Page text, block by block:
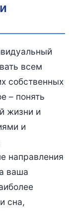
всем
собственных
– понять
жизни и
и
направления
ваша
сна,